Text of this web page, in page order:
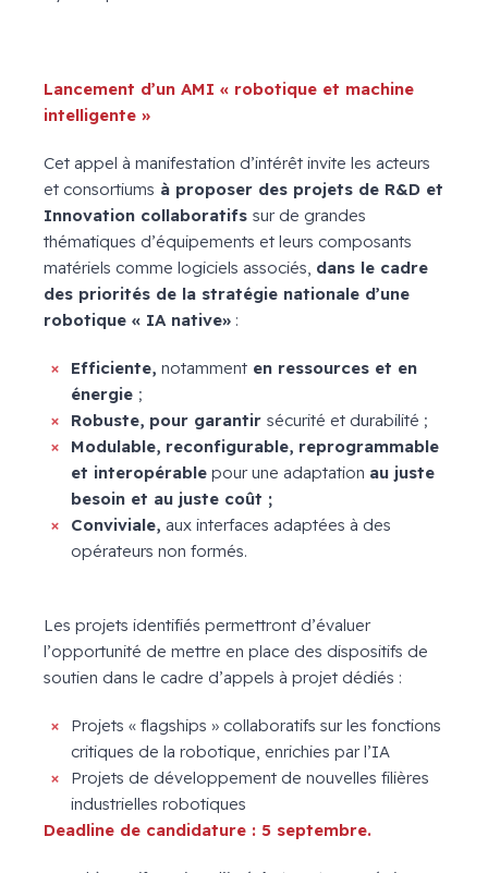
Lancement d’un AMI « robotique et machine
intelligente »
Cet appel à manifestation d’intérêt invite les acteurs
et consortiums à proposer des projets de R&D et
Innovation collaboratifs sur de grandes
thématiques d’équipements et leurs composants
matériels comme logiciels associés, dans le cadre
des priorités de la stratégie nationale d’une
robotique « IA native» :
Efficiente, notamment en ressources et en
énergie ;
Robuste, pour garantir sécurité et durabilité ;
Modulable, reconfigurable, reprogrammable
et interopérable pour une adaptation au juste
besoin et au juste coût ;
Conviviale, aux interfaces adaptées à des
opérateurs non formés.
Les projets identifiés permettront d’évaluer
l’opportunité de mettre en place des dispositifs de
soutien dans le cadre d’appels à projet dédiés :
Projets « flagships » collaboratifs sur les fonctions
critiques de la robotique, enrichies par l’IA
Projets de développement de nouvelles filières
industrielles robotiques
Deadline de candidature : 5 septembre.